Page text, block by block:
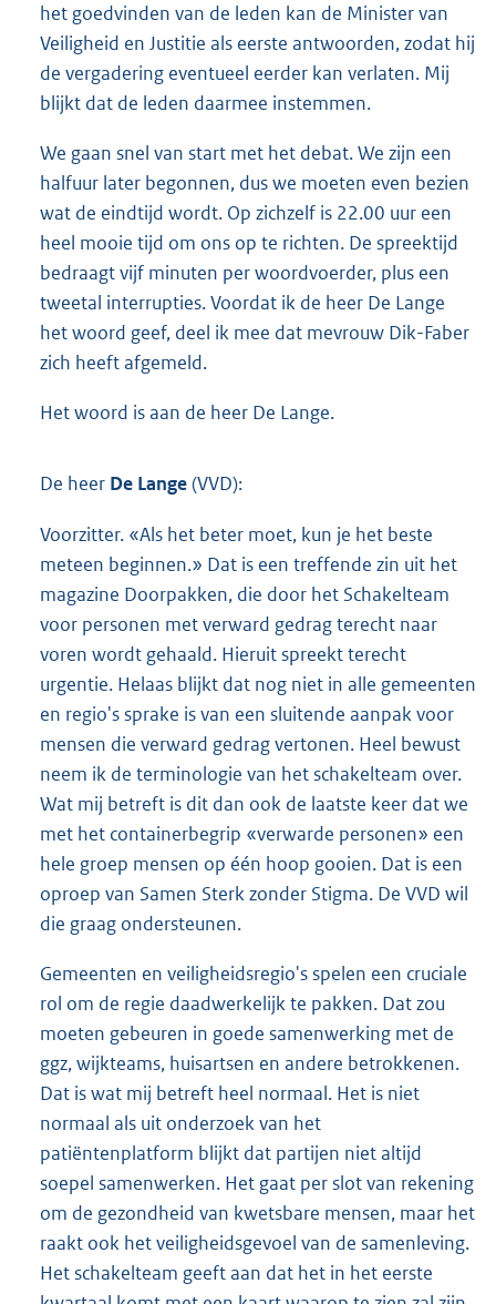
het goedvinden van de leden kan de Minister van
Veiligheid en Justitie als eerste antwoorden, zodat hij
de vergadering eventueel eerder kan verlaten. Mij
blijkt dat de leden daarmee instemmen.
We gaan snel van start met het debat. We zijn een
halfuur later begonnen, dus we moeten even bezien
wat de eindtijd wordt. Op zichzelf is 22.00 uur een
heel mooie tijd om ons op te richten. De spreektijd
bedraagt vijf minuten per woordvoerder, plus een
tweetal interrupties. Voordat ik de heer De Lange
het woord geef, deel ik mee dat mevrouw Dik-Faber
zich heeft afgemeld.
Het woord is aan de heer De Lange.
De heer De Lange(VVD):
Voorzitter. «Als het beter moet, kun je het beste
meteen beginnen.» Dat is een treffende zin uit het
magazine Doorpakken, die door het Schakelteam
voor personen met verward gedrag terecht naar
voren wordt gehaald. Hieruit spreekt terecht
urgentie. Helaas blijkt dat nog niet in alle gemeenten
en regio's sprake is van een sluitende aanpak voor
mensen die verward gedrag vertonen. Heel bewust
neem ik de terminologie van het schakelteam over.
Wat mij betreft is dit dan ook de laatste keer dat we
met het containerbegrip «verwarde personen» een
hele groep mensen op één hoop gooien. Dat is een
oproep van Samen Sterk zonder Stigma. De VVD wil
die graag ondersteunen.
Gemeenten en veiligheidsregio's spelen een cruciale
rol om de regie daadwerkelijk te pakken. Dat zou
moeten gebeuren in goede samenwerking met de
ggz, wijkteams, huisartsen en andere betrokkenen.
Dat is wat mij betreft heel normaal. Het is niet
normaal als uit onderzoek van het
patiëntenplatform blijkt dat partijen niet altijd
soepel samenwerken. Het gaat per slot van rekening
om de gezondheid van kwetsbare mensen, maar het
raakt ook het veiligheidsgevoel van de samenleving.
Het schakelteam geeft aan dat het in het eerste